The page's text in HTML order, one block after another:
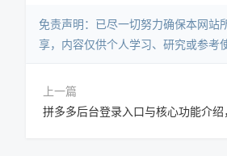
免责声明：已尽一切努力确保本网站
享，内容仅供个人学习、研究或参考
上一篇
拼多多后台登录入口与核心功能介